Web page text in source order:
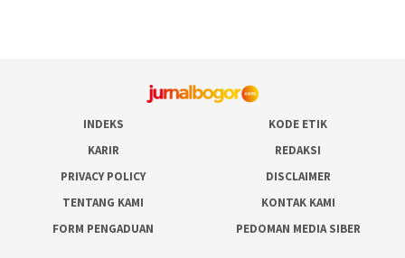
INDEKS
KODE ETIK
KARIR
REDAKSI
PRIVACY POLICY
DISCLAIMER
TENTANG KAMI
KONTAK KAMI
FORM PENGADUAN
PEDOMAN MEDIA SIBER